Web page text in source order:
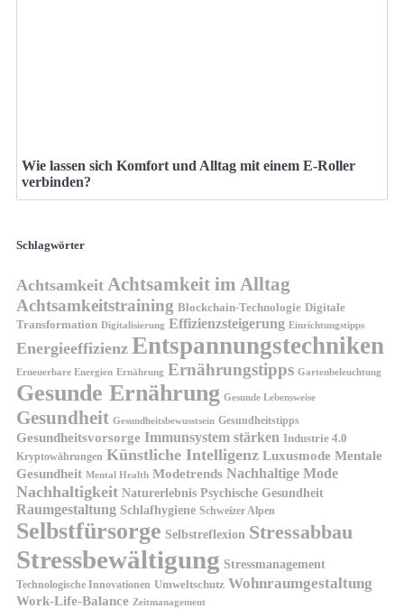
Wie lassen sich Komfort und Alltag mit einem E-Roller
verbinden?
Schlagwörter
Achtsamkeit Achtsamkeit im Alltag
Achtsamkeitstraining Blockchain-Technologie Digitale
Transformation Digitalisierung Effizienzsteigerung Einrichtungstipps
Energieeffizienz Entspannungstechniken
Erneuerbare Energien Ernährung Ernährungstipps Gartenbeleuchtung
Gesunde Ernährung Gesunde Lebensweise
Gesundheit Gesundheitsbewusstsein Gesundheitstipps
Gesundheitsvorsorge Immunsystem stärken Industrie 4.0
Kryptowährungen Künstliche Intelligenz Luxusmode Mentale
Gesundheit Mental Health Modetrends Nachhaltige Mode
Nachhaltigkeit Naturerlebnis Psychische Gesundheit
Raumgestaltung Schlafhygiene Schweizer Alpen
Selbstfürsorge Selbstreflexion Stressabbau
Stressbewältigung Stressmanagement
Technologische Innovationen Umweltschutz Wohnraumgestaltung
Work-Life-Balance Zeitmanagement